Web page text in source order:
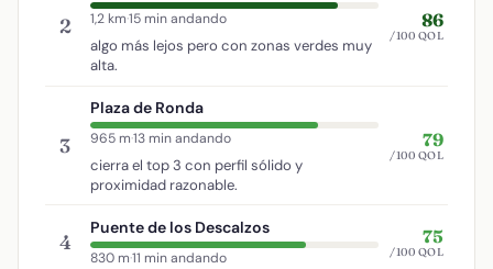
2 1,2 km·15 min andando
algo más lejos pero con zonas verdes muy
alta.
86
/100 QOL
3
Plaza de Ronda
965 m·13 min andando
cierra el top 3 con perfil sólido y
proximidad razonable.
79
/100 QOL
4
Puente de los Descalzos
830 m·11 min andando
75
/100 QOL